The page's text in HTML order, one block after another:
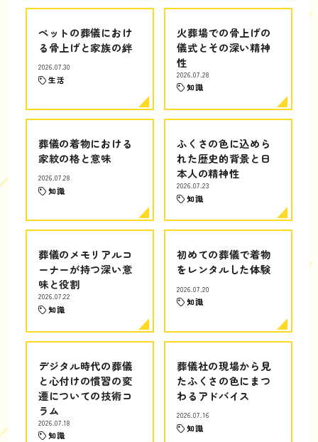
ペットの葬儀におけ
る骨上げと家族の絆
2026.07.30
生活
火葬場での骨上げの
儀式とその深い精神
性
2026.07.28
知識
葬儀の着物における
家紋の格と意味
2026.07.28
知識
ふくさの色に込めら
れた歴史的背景と日
本人の精神性
2026.07.23
知識
葬儀のメモリアルコ
ーナーが持つ深い意
味と役割
2026.07.22
知識
初めての葬儀で着物
をレンタルした体験
2026.07.20
知識
デジタル時代の葬儀
と心付けの慣習の変
遷についての技術コ
ラム
2026.07.18
知識
葬儀社の現場から見
たふくさの色にまつ
わるアドバイス
2026.07.16
知識